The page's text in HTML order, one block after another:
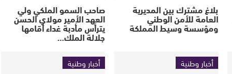
بلاغ مشترك بين المديرية
العامة للأمن الوطني
ومؤسسة وسيط المملكة
صاحب السمو الملكي ولي
العهد الأمير مولاي الحسن
يترأس مأدبة غداء أقامها
جلالة الملك…
أخبار وطنية أخبار وطنية